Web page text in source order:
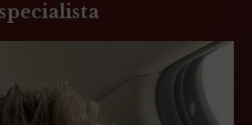
specialista